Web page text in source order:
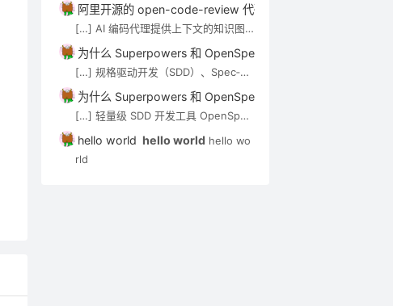
技术介绍。审查 Agent（如 open-co
de-review）可通过 MCP […]
阿里开源的 open-code-review 代码审查工具介绍－AI技术－志
[…] AI 编码代理提供上下文的知识图
谱/语义搜索类工具，见 AI 代码知识图
谱与上下文工具。审查 Agent（如 op
为什么 Superpowers 和 OpenSpec 都强调”先想后做”？－AI技
[…] 规格驱动开发（SDD）、Spec‑Kit
与 OpenSpec 在 Cursor 中的应用实
践 […]
为什么 Superpowers 和 OpenSpec 都强调”先想后做”？－AI技
[…] 轻量级 SDD 开发工具 OpenSpec
实用入门指南 […]
hello world hello world hello wo
rld